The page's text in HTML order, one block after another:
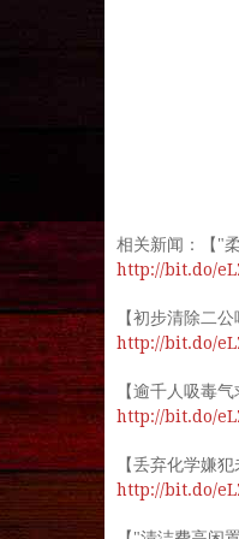
相关新闻：【"
http://bit.do/
【初步清除二
http://bit.do/
【逾千人吸毒
http://bit.do/
【丢弃化学嫌
http://bit.do/